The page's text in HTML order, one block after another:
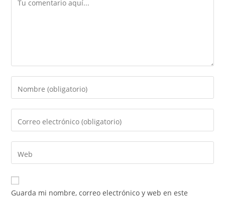
Guarda mi nombre, correo electrónico y web en este